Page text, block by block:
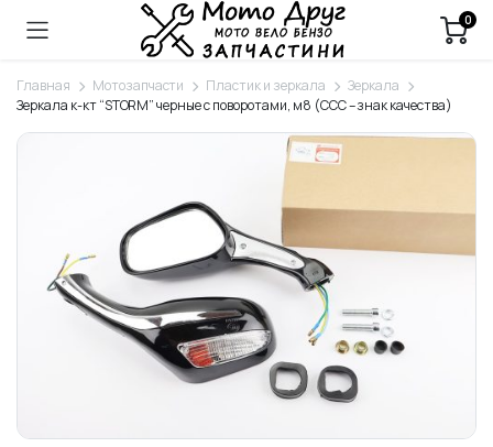
0
Главная Мотозапчасти Пластик и зеркала
Зеркала
Зеркала к-кт “STORM” черные с поворотами, м8 (ССС – знак качества)